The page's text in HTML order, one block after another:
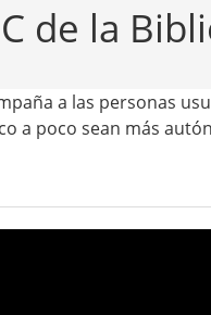
de la
a las personas
a poco sean más